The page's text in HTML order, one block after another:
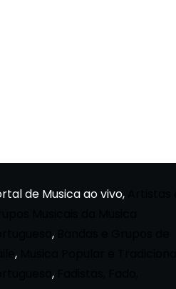
de Musica ao vivo,
,
,
,